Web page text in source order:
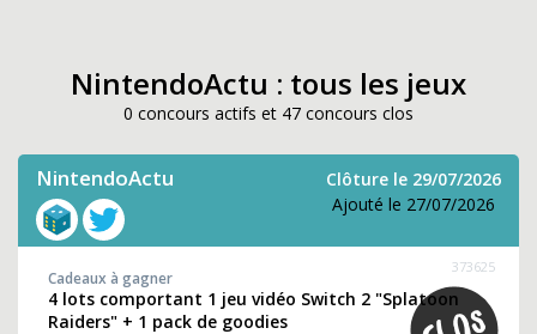
NintendoActu : tous les jeux
0 concours actifs et 47 concours clos
NintendoActu
Clôture le 29/07/2026
Ajouté le 27/07/2026
373625
Cadeaux à gagner
4 lots comportant 1 jeu vidéo Switch 2 "Splatoon
Raiders" + 1 pack de goodies